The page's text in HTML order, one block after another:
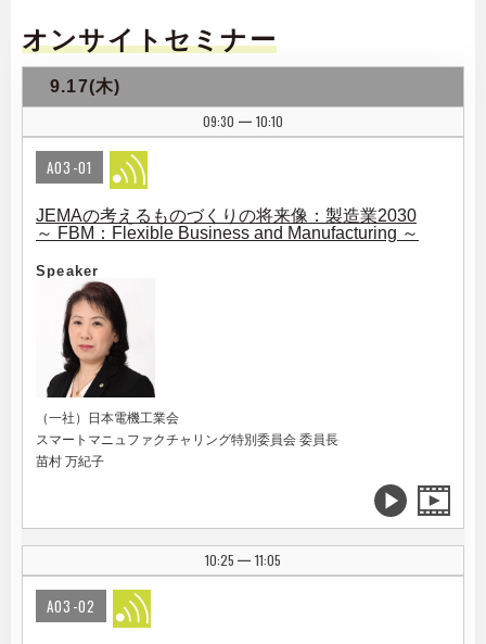
オンサイトセミナー
9.17(木)
09:30
| 10:10
A03-01
JEMAの考えるものづくりの将来像：製造業2030
～ FBM：Flexible Business and Manufacturing ～
Speaker
（一社）日本電機工業会
スマートマニュファクチャリング特別委員会 委員長
苗村 万紀子
10:25 | 11:05
A03-02